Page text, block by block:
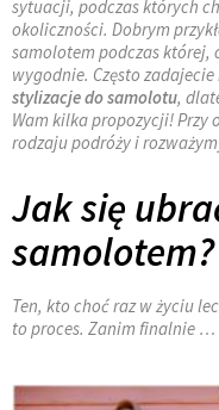
sytuacji, podczas których
okoliczności. Dobrym
samolotem podczas której,
wygodnie. Często
stylizacje do samolotu,
Wam kilka propozycji! Przy
rodzaju podróży i
Jak się
samolotem?
Ten, kto choć raz w życiu
to proces. Zanim finalnie …